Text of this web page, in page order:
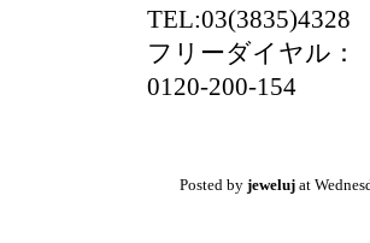
TEL:03(3835)4328
フリーダイヤル：
0120-200-154
Posted by jeweluj at